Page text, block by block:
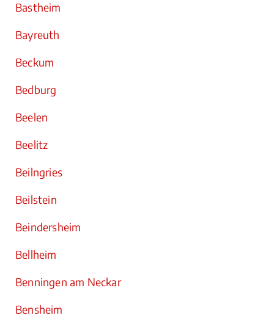
Bastheim
Bayreuth
Beckum
Bedburg
Beelen
Beelitz
Beilngries
Beilstein
Beindersheim
Bellheim
Benningen am Neckar
Bensheim